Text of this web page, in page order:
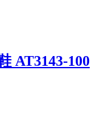
AT3143-100